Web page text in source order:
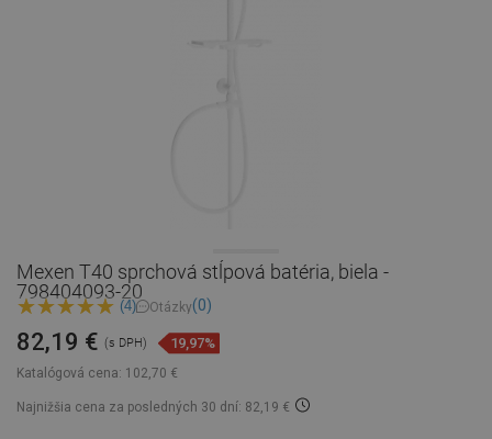
Mexen T40 sprchová stĺpová batéria, biela -
798404093-20
(4) Otázky(0)
Katalógová cena: 102,70 €
82,19 € (s DPH) 19,97%
Najnižšia cena za posledných 30 dní: 82,19 €